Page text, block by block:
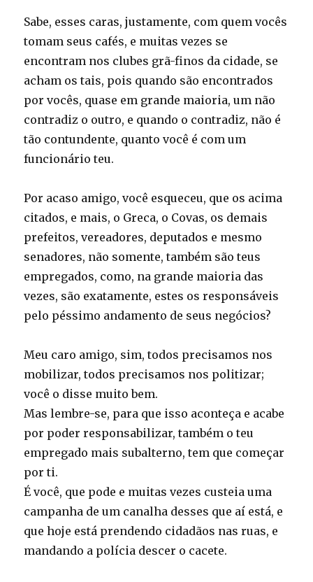
Sabe, esses caras, justamente, com quem vocês
tomam seus cafés, e muitas vezes se
encontram nos clubes grã-finos da cidade, se
acham os tais, pois quando são encontrados
por vocês, quase em grande maioria, um não
contradiz o outro, e quando o contradiz, não é
tão contundente, quanto você é com um
funcionário teu.
Por acaso amigo, você esqueceu, que os acima
citados, e mais, o Greca, o Covas, os demais
prefeitos, vereadores, deputados e mesmo
senadores, não somente, também são teus
empregados, como, na grande maioria das
vezes, são exatamente, estes os responsáveis
pelo péssimo andamento de seus negócios?
Meu caro amigo, sim, todos precisamos nos
mobilizar, todos precisamos nos politizar;
você o disse muito bem.
Mas lembre-se, para que isso aconteça e acabe
por poder responsabilizar, também o teu
empregado mais subalterno, tem que começar
por ti.
É você, que pode e muitas vezes custeia uma
campanha de um canalha desses que aí está, e
que hoje está prendendo cidadãos nas ruas, e
mandando a polícia descer o cacete.